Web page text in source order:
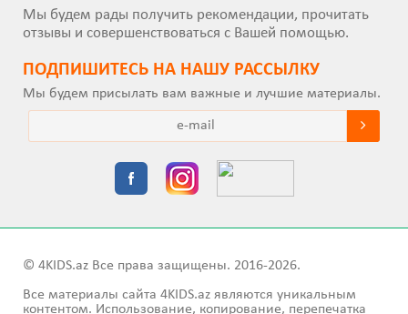
Мы будем рады получить рекомендации, прочитать
отзывы и совершенствоваться с Вашей помощью.
ПОДПИШИТEСЬ НА НАШУ РАССЫЛКУ
Мы будем присылать вам важные и лучшие материалы.
© 4KIDS.az Все права защищены. 2016-2026.
Все материалы сайта 4KIDS.az являются уникальным
контентом. Использование, копирование, перепечатка